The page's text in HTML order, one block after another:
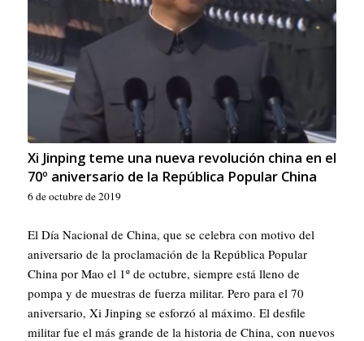
Xi Jinping teme una nueva revolución china en el
70º aniversario de la República Popular China
6 de octubre de 2019
El Día Nacional de China, que se celebra con motivo del
aniversario de la proclamación de la República Popular
China por Mao el 1º de octubre, siempre está lleno de
pompa y de muestras de fuerza militar. Pero para el 70
aniversario, Xi Jinping se esforzó al máximo. El desfile
militar fue el más grande de la historia de China, con nuevos